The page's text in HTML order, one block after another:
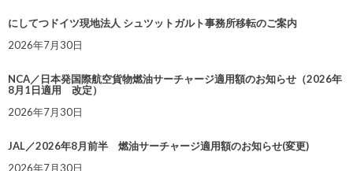
にしてつドイツ現地法人 シュツットガルト事務所移転のご案内
2026年7月30日
NCA／日本発国際航空貨物燃油サーチャージ適用額のお知らせ（2026年
8月1日適用 改定）
2026年7月30日
JAL／2026年8月前半 燃油サーチャージ適用額のお知らせ(変更)
2026年7月30日